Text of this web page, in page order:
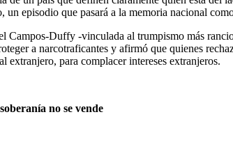
un episodio que pasará a la memoria nacional
Campos-Duffy -vinculada al trumpismo más
a narcotraficantes y afirmó que quienes
extranjero, para complacer intereses extranjeros.
no se vende